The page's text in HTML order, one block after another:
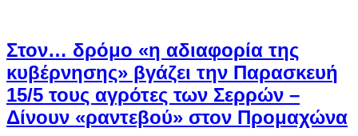
Στον… δρόμο «η αδιαφορία της
κυβέρνησης» βγάζει την Παρασκευή
15/5 τους αγρότες των Σερρών –
Δίνουν «ραντεβού» στον Προμαχώνα